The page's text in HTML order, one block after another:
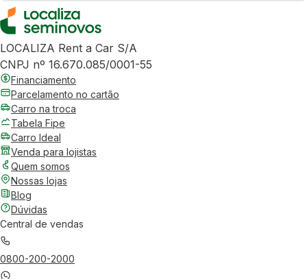
LOCALIZA Rent a Car S/A
CNPJ nº 16.670.085/0001-55
Financiamento
Parcelamento no cartão
Carro na troca
Tabela Fipe
Carro Ideal
Venda para lojistas
Quem somos
Nossas lojas
Blog
Dúvidas
Central de vendas
0800-200-2000